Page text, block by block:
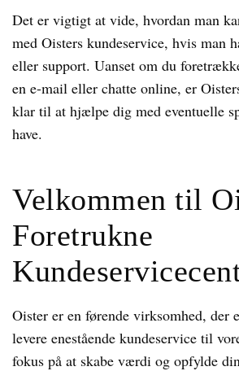
Det er vigtigt at vide, hvordan man
med Oisters kundeservice, hvis man
eller support. Uanset om du
en e-mail eller chatte online, er
klar til at hjælpe dig med eventuelle
have.
Velkommen til
Foretrukne
Oister er en førende virksomhed, der
levere enestående kundeservice til
fokus på at skabe værdi og opfylde